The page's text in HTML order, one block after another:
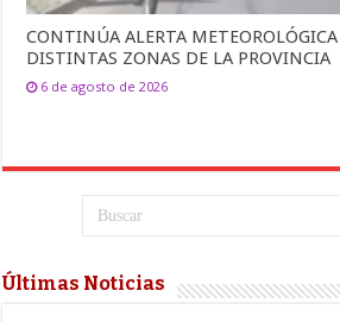
CONTINÚA ALERTA
DISTINTAS ZONAS DE LA PROVINCIA
6 de agosto de 2026
Últimas Noticias